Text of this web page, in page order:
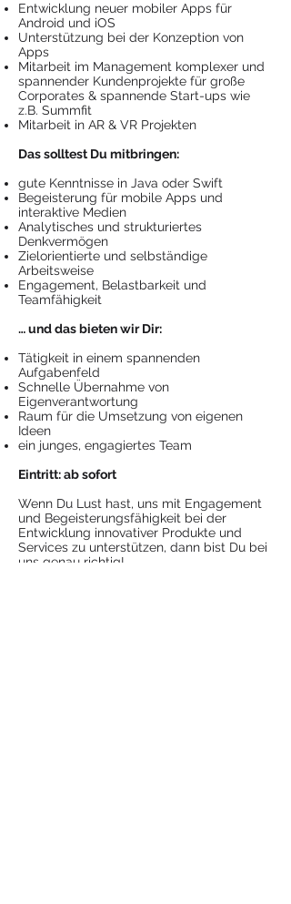
Entwicklung neuer mobiler Apps für
Android und iOS
Unterstützung bei der Konzeption von
Apps
Mitarbeit im Management komplexer und
spannender Kundenprojekte für große
Corporates & spannende Start-ups wie
z.B. Summfit
Mitarbeit in AR & VR Projekten
Das solltest Du mitbringen:
gute Kenntnisse in Java oder Swift
Begeisterung für mobile Apps und
interaktive Medien
Analytisches und strukturiertes
Denkvermögen
Zielorientierte und selbständige
Arbeitsweise
Engagement, Belastbarkeit und
Teamfähigkeit
… und das bieten wir Dir:
Tätigkeit in einem spannenden
Aufgabenfeld
Schnelle Übernahme von
Eigenverantwortung
Raum für die Umsetzung von eigenen
Ideen
ein junges, engagiertes Team
Eintritt: ab sofort
Wenn Du Lust hast, uns mit Engagement
und Begeisterungsfähigkeit bei der
Entwicklung innovativer Produkte und
Services zu unterstützen, dann bist Du bei
uns genau richtig!